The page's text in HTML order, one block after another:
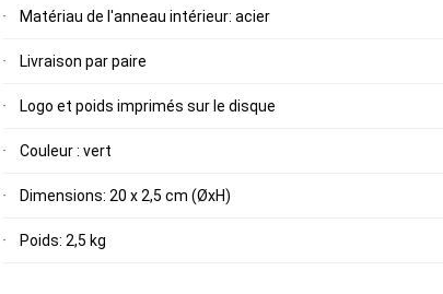
Matériau de l'anneau intérieur: acier
Livraison par paire
Logo et poids imprimés sur le disque
Couleur : vert
Dimensions: 20 x 2,5 cm (ØxH)
Poids: 2,5 kg